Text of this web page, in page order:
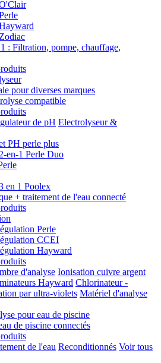
: Filtration, pompe, chauffage,
pour diverses marques
compatible
de pH Electrolyseur &
PH perle plus
en-1 Perle Duo
en 1 Poolex
+ traitement de l'eau connecté
Perle
CCEI
Hayward
d'analyse Ionisation cuivre argent
Hayward Chlorinateur -
par ultra-violets Matériel d'analyse
pour eau de piscine
de piscine connectés
de l'eau Reconditionnés Voir tous